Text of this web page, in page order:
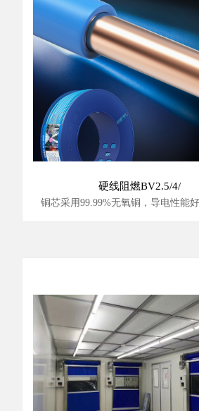
硬线阻燃BV2.5/4/
铜芯采用99.99%无氧铜，导电性能